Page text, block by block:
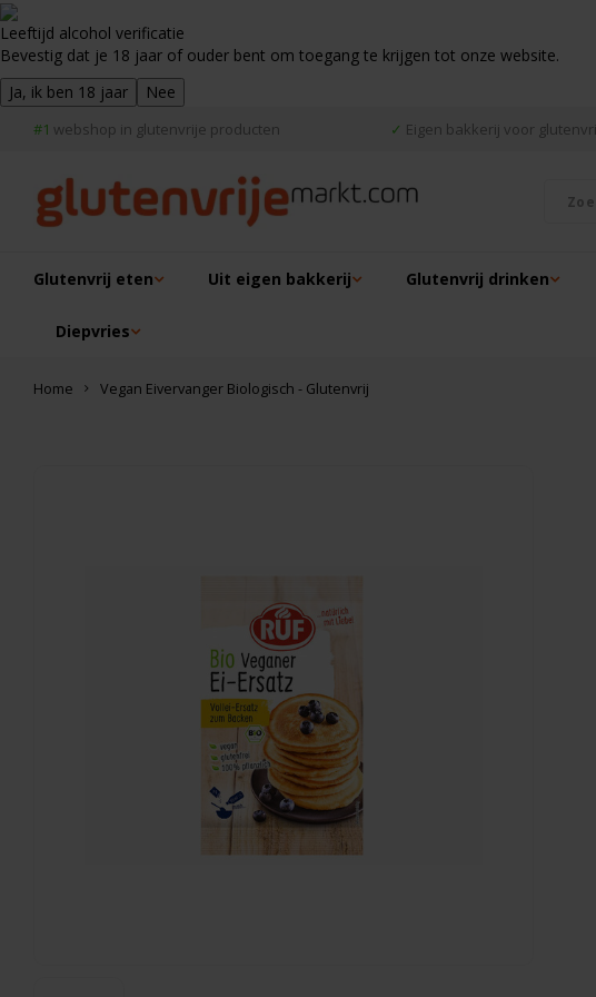
Leeftijd alcohol verificatie
Bevestig dat je 18 jaar of ouder bent om toegang te krijgen tot onze website.
Ja, ik ben 18 jaar
Nee
#1 webshop in glutenvrije producten ✓ Eigen bakkerij voor
Glutenvrij eten Uit eigen bakkerij Glutenvrij drinken
Diepvries
Home Vegan Eivervanger Biologisch - Glutenvrij
Vezelrijke Biscuits - Glutenvrij